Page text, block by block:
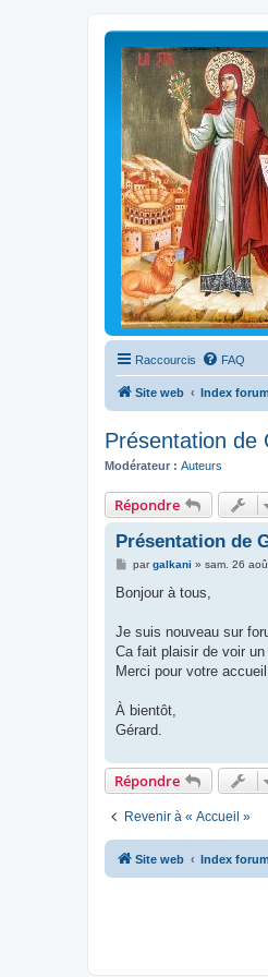
Raccourcis FAQ
Site web Index forum
Présentation de
Modérateur : Auteurs
Répondre
Présentation de
M
s
g
pargalkani » sam. 26
Bonjour à tous,
Je suis nouveau sur
Ca fait plaisir de voir
Merci pour votre
À bientôt,
Gérard.
Répondre
Revenir à « Accueil »
Site web Index forum